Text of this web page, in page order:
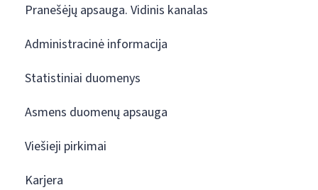
Pranešėjų apsauga. Vidinis kanalas
Administracinė informacija
Statistiniai duomenys
Asmens duomenų apsauga
Viešieji pirkimai
Karjera